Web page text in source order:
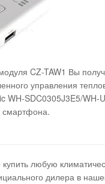
CZ-TAW1 Вы
управления
WH-SDC0305J3E5/WH-
любую
дилера в